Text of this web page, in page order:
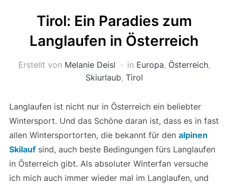
Tirol: Ein Paradies zum
Langlaufen in Österreich
Erstellt von Melanie Deisl in Europa, Österreich,
Skiurlaub, Tirol
Langlaufen ist nicht nur in Österreich ein beliebter
Wintersport. Und das Schöne daran ist, dass es in fast
allen Wintersportorten, die bekannt für den alpinen
Skilaufsind, auch beste Bedingungen fürs Langlaufen
in Österreich gibt. Als absoluter Winterfan versuche
ich mich auch immer wieder mal im Langlaufen, und